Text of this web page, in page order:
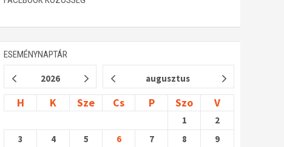
ESEMÉNYNAPTÁR
2026 augusztus
H K Sze Cs P Szo V
1
2
3
4 5 6 7 8
9